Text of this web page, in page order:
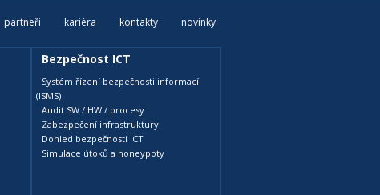
partneři kariéra kontakty novinky
Bezpečnost ICT
Systém řízení bezpečnosti informací
(ISMS)
Audit SW / HW / procesy
Zabezpečení infrastruktury
Dohled bezpečnosti ICT
Simulace útoků a honeypoty